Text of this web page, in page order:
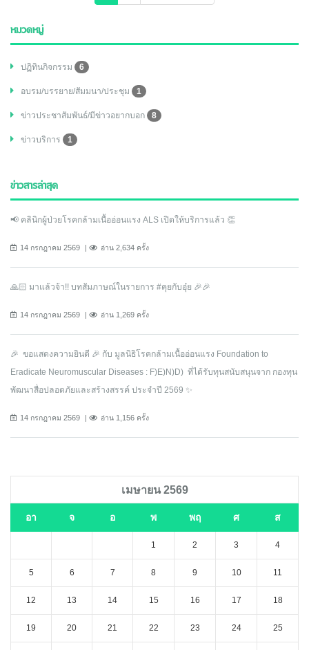
หมวดหมู่
ปฏิทินกิจกรรม 6
อบรม/บรรยาย/สัมมนา/ประชุม 1
ข่าวประชาสัมพันธ์/มีข่าวอยากบอก 8
ข่าวบริการ 1
ข่าวสารล่าสุด
📢 คลินิกผู้ป่วยโรคกล้ามเนื้ออ่อนแรง ALS เปิดให้บริการแล้ว 👏
14 กรกฎาคม 2569 อ่าน 2,634 ครั้ง
🙏🏻 มาแล้วจ้า!! บทสัมภาษณ์ในรายการ #คุยกับอุ๋ย 🎉🎉
14 กรกฎาคม 2569 อ่าน 1,269 ครั้ง
🎉 ขอแสดงความยินดี 🎉 กับ มูลนิธิโรคกล้ามเนื้ออ่อนแรง Foundation to
Eradicate Neuromuscular Diseases : F)E)N)D) ที่ได้รับทุนสนับสนุนจาก กองทุน
พัฒนาสื่อปลอดภัยและสร้างสรรค์ ประจำปี 2569 ✨
14 กรกฎาคม 2569 อ่าน 1,156 ครั้ง
เมษายน 2569
อา จ อ พ พฤ ศ ส
1 2 3 4
5 6 7 8 9 10 11
12 13 14 15 16 17 18
19 20 21 22 23 24 25